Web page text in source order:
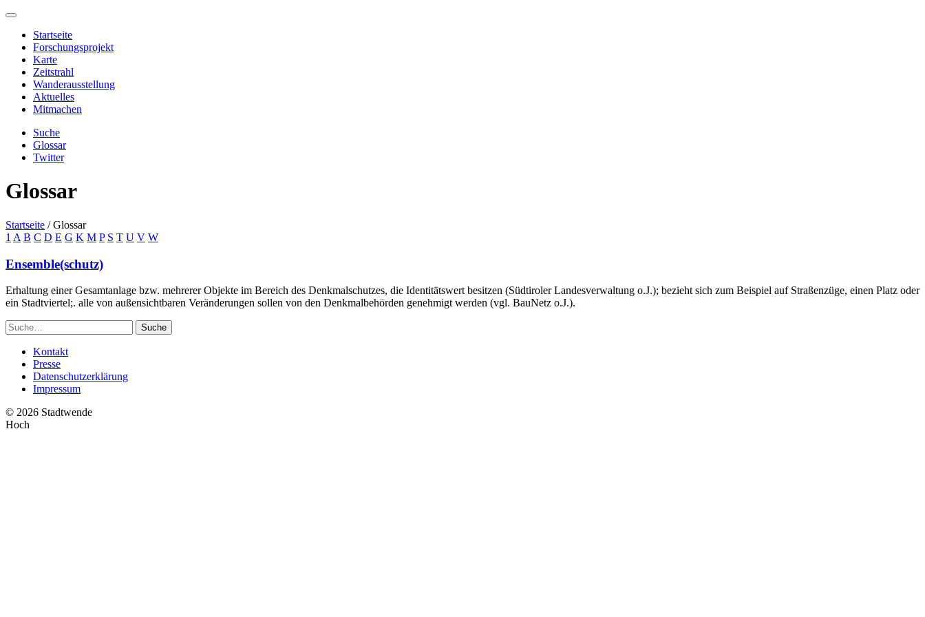
Startseite
Forschungsprojekt
Karte
Zeitstrahl
Wanderausstellung
Aktuelles
Mitmachen
Suche
Glossar
Twitter
Glossar
Startseite /Glossar
1 A B C D E G K M P S T U V W
Ensemble(schutz)
Erhaltung einer Gesamtanlage bzw. mehrerer Objekte im Bereich des Denkmalschutzes, die Identitätswert besitzen (Südtiroler Landesverwaltung o.J.); bezieht sich zum Beispiel auf Straßenzüge, einen Platz oder
ein Stadtviertel;. alle von außensichtbaren Veränderungen sollen von den Denkmalbehörden genehmigt werden (vgl. BauNetz o.J.).
Suche
Suche
Kontakt
Presse
Datenschutzerklärung
Impressum
© 2026 Stadtwende
Hoch